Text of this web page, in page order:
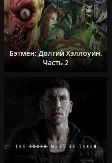
Бэтмен: Долгий Хэллоуин.
Часть 2